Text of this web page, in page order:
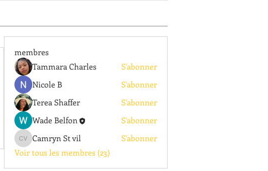
membres
Tammara Charles
S'abonner
Nicole B
S'abonner
Terea Shaffer
S'abonner
Wade Belfon
S'abonner
Camryn St vil
Camryn St vil
S'abonner
Voir tous les membres (23)